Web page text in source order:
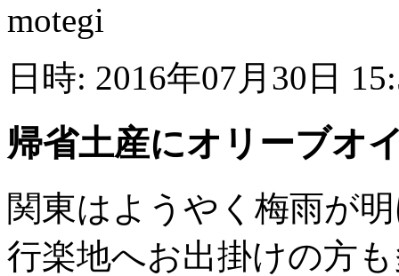
motegi
日時: 2016年07月30日
帰省土産にオリーブオ
関東はようやく梅雨が
行楽地へお出掛けの方